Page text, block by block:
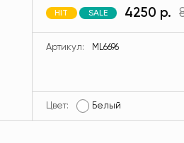
MODLAV ML6696-1
HIT SALE 4250 р.
Артикул: ML6696
Цвет: Белый